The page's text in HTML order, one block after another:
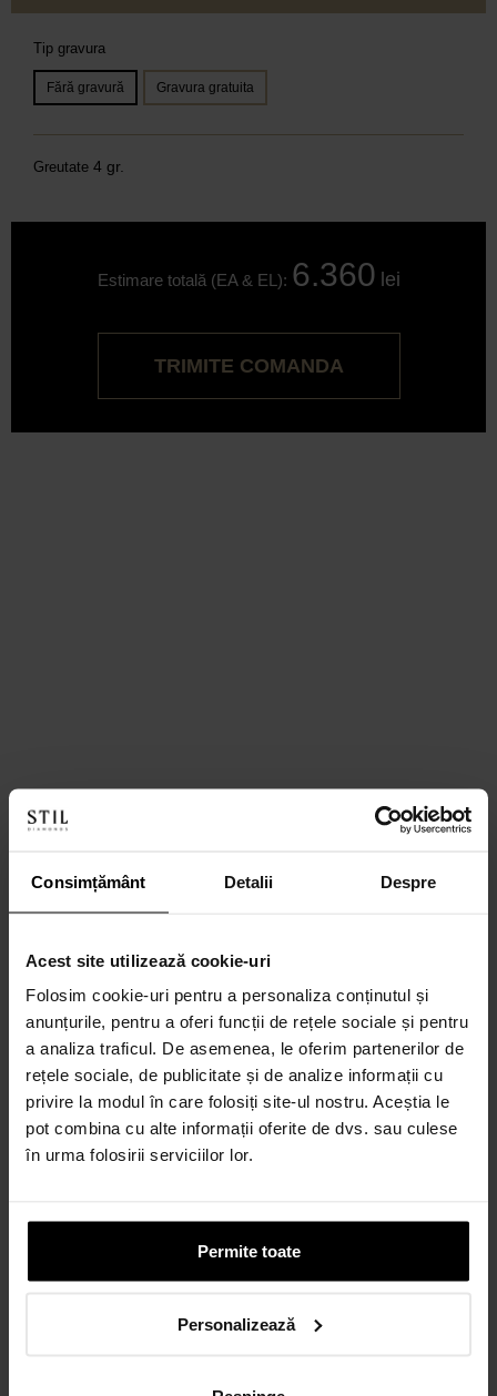
Consimțământ Detalii Despre
Acest site utilizează cookie-uri
Folosim cookie-uri pentru a personaliza conținutul și
anunțurile, pentru a oferi funcții de rețele sociale și pentru
a analiza traficul. De asemenea, le oferim partenerilor de
rețele sociale, de publicitate și de analize informații cu
privire la modul în care folosiți site-ul nostru. Aceștia le
pot combina cu alte informații oferite de dvs. sau culese
în urma folosirii serviciilor lor.
Permite toate
Personalizează
Tip gravura
Fără gravură Gravura gratuita
Greutate 4 gr.
Estimare totală (EA & EL): 6.360 lei
TRIMITE COMANDA